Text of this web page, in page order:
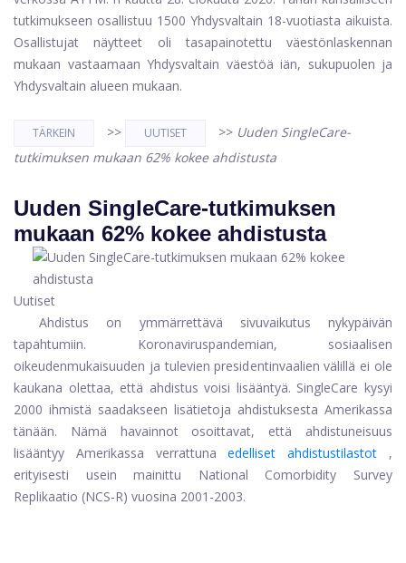
tutkimukseen osallistuu 1500 Yhdysvaltain 18-vuotiasta aikuista.
Osallistujat näytteet oli tasapainotettu väestönlaskennan
mukaan vastaamaan Yhdysvaltain väestöä iän, sukupuolen ja
Yhdysvaltain alueen mukaan.
TÄRKEIN >> UUTISET >> Uuden SingleCare-
tutkimuksen mukaan 62% kokee ahdistusta
Uuden SingleCare-tutkimuksen
mukaan 62% kokee ahdistusta
Uutiset
Ahdistus on ymmärrettävä sivuvaikutus nykypäivän
tapahtumiin. Koronaviruspandemian, sosiaalisen
oikeudenmukaisuuden ja tulevien presidentinvaalien välillä ei ole
kaukana olettaa, että ahdistus voisi lisääntyä. SingleCare kysyi
2000 ihmistä saadakseen lisätietoja ahdistuksesta Amerikassa
tänään. Nämä havainnot osoittavat, että ahdistuneisuus
lisääntyy Amerikassa verrattuna
edelliset ahdistustilastot
,
erityisesti usein mainittu National Comorbidity Survey
Replikaatio (NCS-R) vuosina 2001-2003.